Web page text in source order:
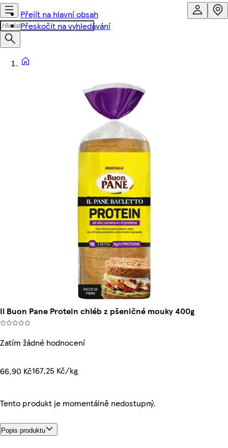
Přejít na hlavní obsah
Přeskočit na vyhledávání
Il Buon Pane Protein chléb z pšeničné mouky 400g
Zatím žádné hodnocení
66,90 Kč167,25 Kč/kg
Tento produkt je momentálně nedostupný.
Popis produktu